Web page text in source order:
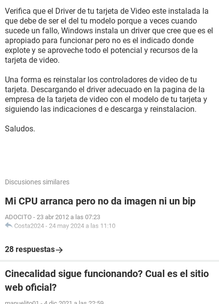
Verifica que el Driver de tu tarjeta de Video este instalada la
que debe de ser el del tu modelo porque a veces cuando
sucede un fallo, Windows instala un driver que cree que es el
apropiado para funcionar pero no es el indicado donde
explote y se aproveche todo el potencial y recursos de la
tarjeta de video.
Una forma es reinstalar los controladores de video de tu
tarjeta. Descargando el driver adecuado en la pagina de la
empresa de la tarjeta de video con el modelo de tu tarjeta y
siguiendo las indicaciones d e descarga y reinstalacion.
Saludos.
Discusiones similares
Mi CPU arranca pero no da imagen ni un bip
ADOCITO - 23 abr 2012 a las 07:23
Costa2024 - 24 may 2024 a las 11:10
28 respuestas
Cinecalidad sigue funcionando? Cual es el sitio
web oficial?